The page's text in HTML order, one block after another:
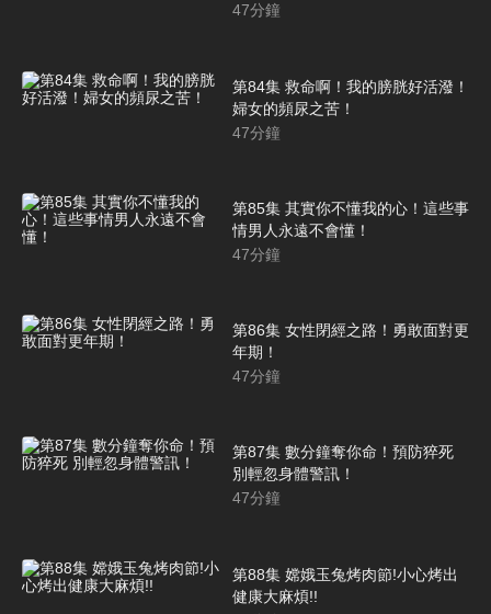
47分鐘
第84集 救命啊！我的膀胱好活潑！
婦女的頻尿之苦！
47分鐘
第85集 其實你不懂我的心！這些事
情男人永遠不會懂！
47分鐘
第86集 女性閉經之路！勇敢面對更
年期！
47分鐘
第87集 數分鐘奪你命！預防猝死
別輕忽身體警訊！
47分鐘
第88集 嫦娥玉兔烤肉節!小心烤出
健康大麻煩!!